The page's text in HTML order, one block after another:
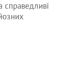
справедливі